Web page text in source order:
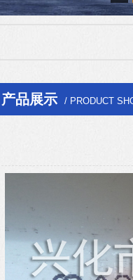
产品展示 / PRODUCT